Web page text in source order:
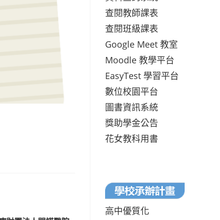
查閱教師課表
查閱班級課表
Google Meet 教室
Moodle 教學平台
EasyTest 學習平台
數位校園平台
圖書資訊系統
獎助學金公告
花女教科用書
高中優質化